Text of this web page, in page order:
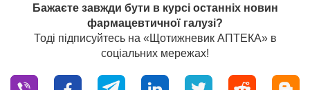
Бажаєте завжди бути в курсі останніх новин
фармацевтичної галузі?
Тоді підписуйтесь на «Щотижневик АПТЕКА» в
соціальних мережах!